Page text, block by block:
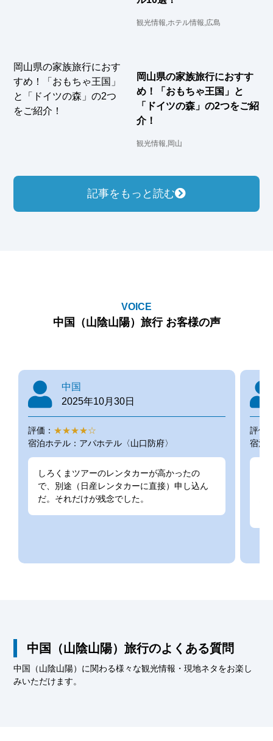
観光情報,ホテル情報,広島
岡山県の家族旅行におすす
め！「おもちゃ王国」と
「ドイツの森」の2つをご紹
介！
観光情報,岡山
記事をもっと読む
VOICE
中国（山陰山陽）旅行 お客様の声
中国
2025年10月30日
評価： ★★★★☆
宿泊ホテル：アパホテル〈山口防府〉
しろくまツアーのレンタカーが高かったの
で、別途（日産レンタカーに直接）申し込ん
だ。それだけが残念でした。
評価
宿泊
中国（山陰山陽）旅行のよくある質問
中国（山陰山陽）に関わる様々な観光情報・現地ネタをお楽し
みいただけます。